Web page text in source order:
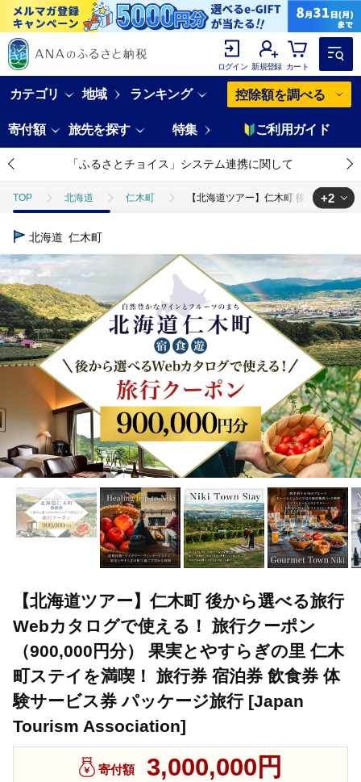
ログイン 新規登録 カート
カテゴリ 地域 ランキング 控除額を調べる
寄付額 旅先を探す 特集 ご利用ガイド
「ふるさとチョイス」システム連携に関して
TOP 北海道 仁木町 【北海道ツアー】仁木町 後から選べ
TOP
TOP 旅行・宿泊・体験 パッケージ旅行 【北海道ツアー】
+2
北海道 仁木町
【北海道ツアー】仁木町 後から選べる旅行
Webカタログで使える！ 旅行クーポン
（900,000円分） 果実とやすらぎの里 仁木
町ステイを満喫！ 旅行券 宿泊券 飲食券 体
験サービス券 パッケージ旅行 [Japan
Tourism Association]
寄付額 3,000,000円